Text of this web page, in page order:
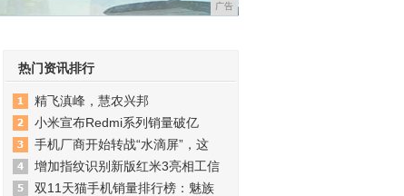
广告
热门资讯排行
精飞滇峰，慧农兴邦
小米宣布Redmi系列销量破亿
手机厂商开始转战“水滴屏”，这
增加指纹识别新版红米3亮相工信
双11天猫手机销量排行榜：魅族